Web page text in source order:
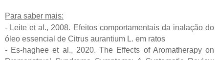
Para saber mais:
- Leite et al., 2008. Efeitos comportamentais da inalação do
óleo essencial de Citrus aurantium L. em ratos
- Es-haghee et al., 2020. The Effects of Aromatherapy on